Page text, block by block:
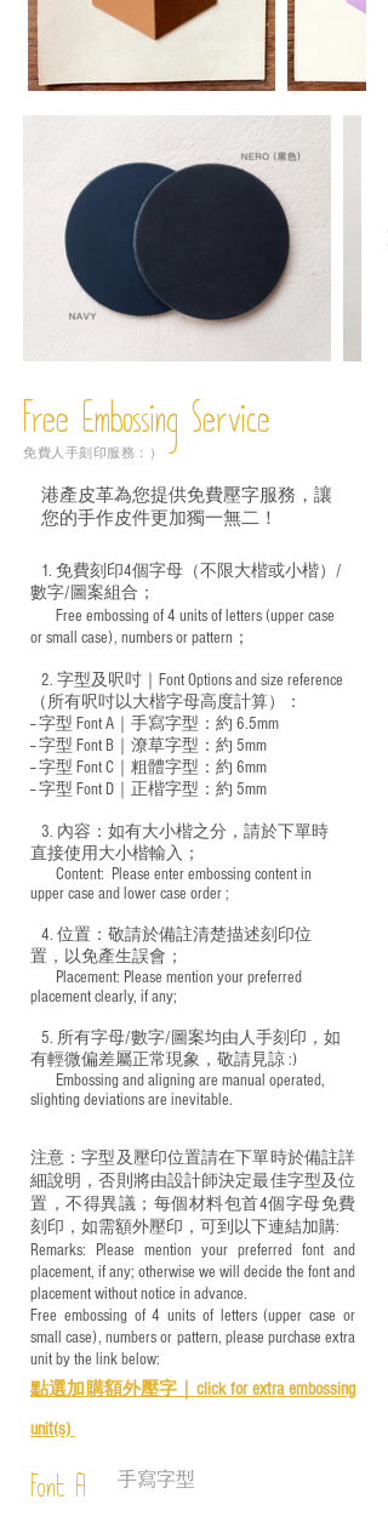
Free Embossing Service
免費人手刻印服務：）
港產皮革為您提供免費壓字服務，讓
您的手作皮件更加獨一無二！
1. 免費刻印4個字母（不限大楷或小楷）/
數字/圖案組合；
Free embossing of 4 units of letters (upper case
or small case), numbers or pattern；
2. 字型及呎吋｜ Font Options and size reference
（所有呎吋以大楷字母高度計算）：
-- 字型 Font A｜手寫字型：約 6.5mm
-- 字型 Font B｜潦草字型： 約 5mm
-- 字型 Font C｜粗體字型：約 6mm
-- 字型 Font D｜正楷字型： 約 5mm
3. 內容：如有大小楷之分，請於下單時
直接使用大小楷輸入；
​ Content: Please enter embossing content in
upper case and lower case order ;
4. 位置：敬請於備註清楚描述刻印位
置，以免產生誤會；
​ Placement: Please mention your preferred
placement clearly, if any;
5. 所有字母/數字/圖案均由人手刻印，如
有輕微偏差屬正常現象，敬請見諒 :)
​ Embossing and aligning are manual operated,
slighting deviations are inevitable.
注意：字型及壓印位置請在下單時於備註詳
細說明，否則將由設計師決定最佳字型及位
置，不得異議；每個材料包首4個字母免費
刻印，如需額外壓印，可到以下連結加購:
Remarks: Please mention your preferred font and
placement, if any; otherwise we will decide the font and
placement without notice in advance.
Free embossing of 4 units of letters (upper case or
small case), numbers or pattern, please purchase extra
unit by the link below:
點選加購額外壓字｜ click for extra embossing
unit(s)
Font A 手寫字型